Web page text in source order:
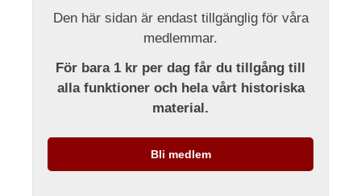
Den här sidan är endast tillgänglig för våra
medlemmar.
För bara 1 kr per dag får du tillgång till
alla funktioner och hela vårt historiska
material.
Bli medlem